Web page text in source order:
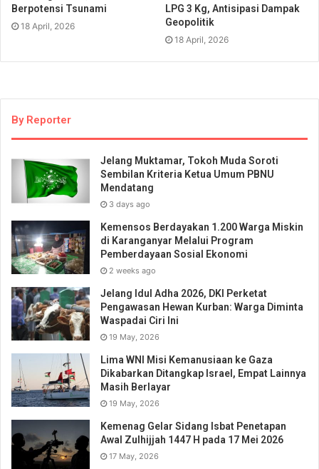
Berpotensi Tsunami
18 April, 2026
LPG 3 Kg, Antisipasi Dampak
Geopolitik
18 April, 2026
By Reporter
Jelang Muktamar, Tokoh Muda Soroti
Sembilan Kriteria Ketua Umum PBNU
Mendatang
3 days ago
Kemensos Berdayakan 1.200 Warga Miskin
di Karanganyar Melalui Program
Pemberdayaan Sosial Ekonomi
2 weeks ago
Jelang Idul Adha 2026, DKI Perketat
Pengawasan Hewan Kurban: Warga Diminta
Waspadai Ciri Ini
19 May, 2026
Lima WNI Misi Kemanusiaan ke Gaza
Dikabarkan Ditangkap Israel, Empat Lainnya
Masih Berlayar
19 May, 2026
Kemenag Gelar Sidang Isbat Penetapan
Awal Zulhijjah 1447 H pada 17 Mei 2026
17 May, 2026